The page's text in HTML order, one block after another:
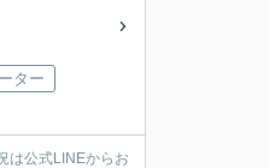
ター
は公式LINEからお